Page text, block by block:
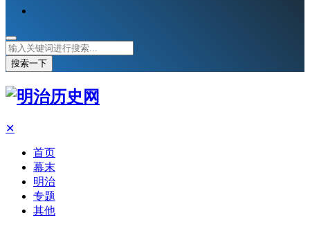
搜索一下
✕
首页
幕末
明治
专题
其他